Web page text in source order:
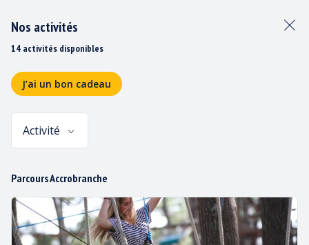
CONTACT & PLAN D’ACCÈS
Un renseignement, une question ?
J’ai un bon cadeau
Nos activités
14 activités disponibles
Parcours Accrobranche
Activité